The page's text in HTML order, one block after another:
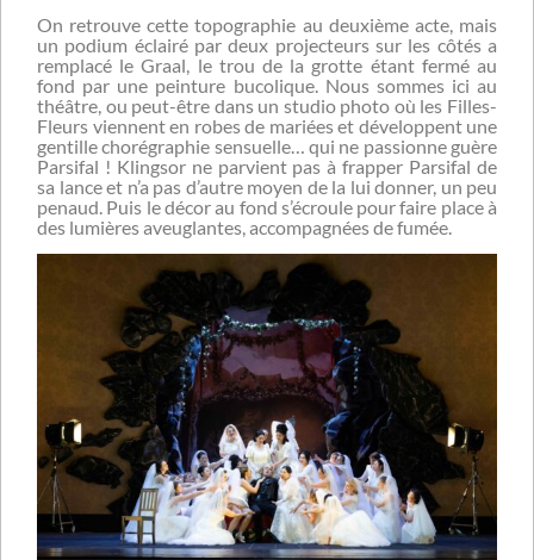
On retrouve cette topographie au deuxième acte, mais
un podium éclairé par deux projecteurs sur les côtés a
remplacé le Graal, le trou de la grotte étant fermé au
fond par une peinture bucolique. Nous sommes ici au
théâtre, ou peut-être dans un studio photo où les Filles-
Fleurs viennent en robes de mariées et développent une
gentille chorégraphie sensuelle… qui ne passionne guère
Parsifal ! Klingsor ne parvient pas à frapper Parsifal de
sa lance et n’a pas d’autre moyen de la lui donner, un peu
penaud. Puis le décor au fond s’écroule pour faire place à
des lumières aveuglantes, accompagnées de fumée.